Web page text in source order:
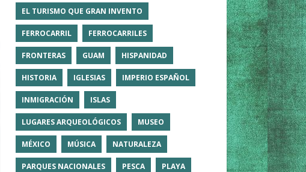
EL TURISMO QUE GRAN INVENTO
FERROCARRIL FERROCARRILES
FRONTERAS GUAM HISPANIDAD
HISTORIA IGLESIAS IMPERIO ESPAÑOL
INMIGRACIÓN ISLAS
LUGARES ARQUEOLÓGICOS MUSEO
MÉXICO MÚSICA NATURALEZA
PARQUES NACIONALES PESCA PLAYA